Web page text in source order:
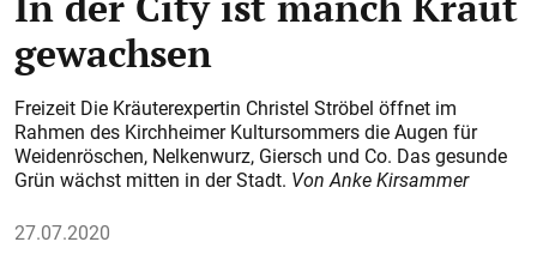
gewachsen
Freizeit Die Kräuterexpertin Christel Ströbel öffnet im
Rahmen des Kirchheimer Kultursommers die Augen für
Weidenröschen, Nelkenwurz, Giersch und Co. Das gesunde
Grün wächst mitten in der Stadt. Von Anke Kirsammer
27.07.2020